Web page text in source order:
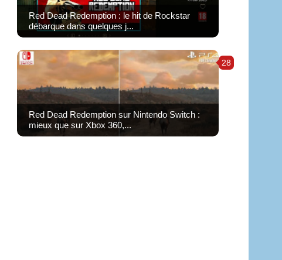
Red Dead Redemption : le hit de Rockstar
débarque dans quelques j...
28
Red Dead Redemption sur Nintendo Switch :
mieux que sur Xbox 360,...